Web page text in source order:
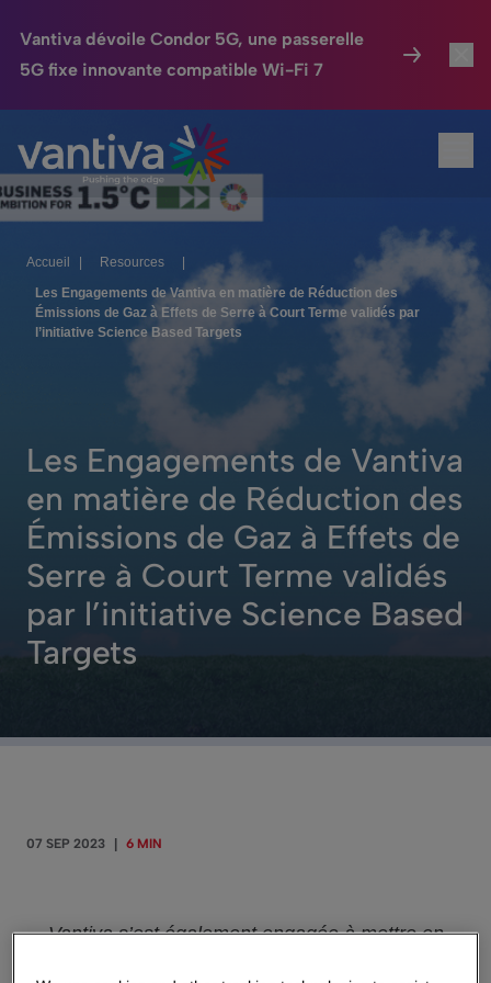
Vantiva dévoile Condor 5G, une passerelle
5G fixe innovante compatible Wi-Fi 7
Passer au contenu principal
Maison Connectée
HomeSight
Industries
Entreprise
Nos Engagements
Relations Investisseurs
Accueil Resources
Les Engagements de Vantiva en matière de Réduction des
Émissions de Gaz à Effets de Serre à Court Terme validés par
l’initiative Science Based Targets
Les Engagements de Vantiva
en matière de Réduction des
Émissions de Gaz à Effets de
Serre à Court Terme validés
par l’initiative Science Based
Targets
07 SEP 2023 6 MIN
Vantiva s’est également engagée à mettre en